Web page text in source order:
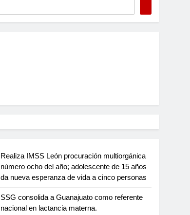
Realiza IMSS León procuración multiorgánica
número ocho del año; adolescente de 15 años
da nueva esperanza de vida a cinco personas
SSG consolida a Guanajuato como referente
nacional en lactancia materna.